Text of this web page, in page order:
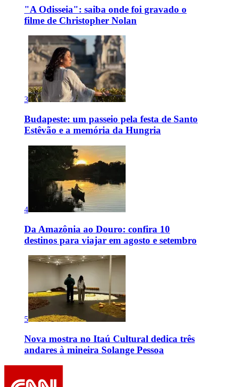
"A Odisseia": saiba onde foi gravado o
filme de Christopher Nolan
3
Budapeste: um passeio pela festa de Santo
Estêvão e a memória da Hungria
4
Da Amazônia ao Douro: confira 10
destinos para viajar em agosto e setembro
5
Nova mostra no Itaú Cultural dedica três
andares à mineira Solange Pessoa